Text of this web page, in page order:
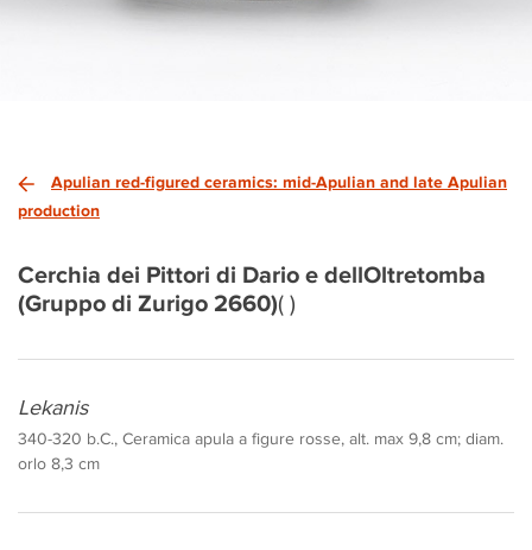
Apulian red-figured ceramics: mid-Apulian and late Apulian
production
Cerchia dei Pittori di Dario e dellOltretomba
(Gruppo di Zurigo 2660)( )
Lekanis
340-320 b.C., Ceramica apula a figure rosse, alt. max 9,8 cm; diam.
orlo 8,3 cm